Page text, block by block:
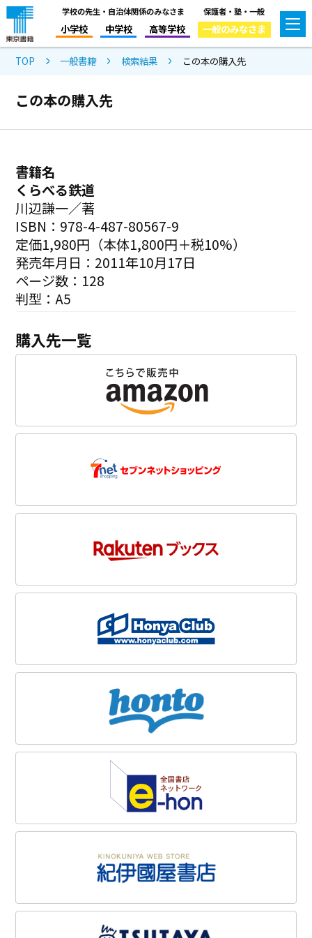
学校の先生・自治体関係のみなさま
小学校 中学校 高等学校
保護者・塾・一般
一般のみなさま
TOP 一般書籍 検索結果 この本の購入先
この本の購入先
書籍名
くらべる鉄道
川辺謙一／著
ISBN：978-4-487-80567-9
定価1,980円（本体1,800円＋税10%）
発売年月日：2011年10月17日
ページ数：128
判型：A5
購入先一覧